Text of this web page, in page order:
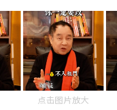
点击图片放大